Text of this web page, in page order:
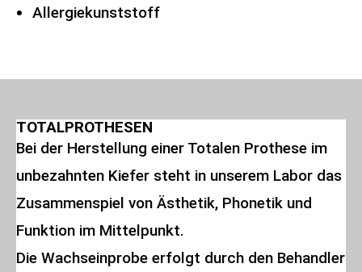
Allergiekunststoff
TOTALPROTHESEN
Bei der Herstellung einer Totalen Prothese im
unbezahnten Kiefer steht in unserem Labor das
Zusammenspiel von Ästhetik, Phonetik und
Funktion im Mittelpunkt.
Die Wachseinprobe erfolgt durch den Behandler